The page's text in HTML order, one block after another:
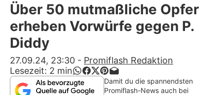
Alle Themen auf Promiflash
App runterladen
Team
Über 50 mutmaßliche Opfer
erheben Vorwürfe gegen P.
Diddy
27.09.24, 23:30 - Promiflash Redaktion
Lesezeit: 2 min
Damit du die spannendsten
Promiflash-News auch bei